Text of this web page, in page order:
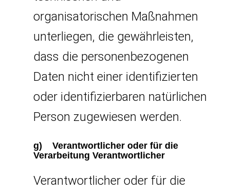
organisatorischen Maßnahmen
unterliegen, die gewährleisten,
dass die personenbezogenen
Daten nicht einer identifizierten
oder identifizierbaren natürlichen
Person zugewiesen werden.
g) Verantwortlicher oder für die
Verarbeitung Verantwortlicher
Verantwortlicher oder für die